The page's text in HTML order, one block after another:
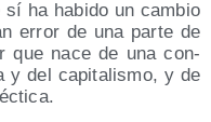
ha habi­do un cam­bio
error de una par­te de
que nace de una con­
y del capi­ta­lis­mo, y de